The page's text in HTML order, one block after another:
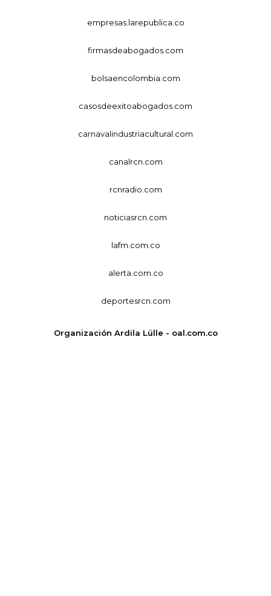
empresas.larepublica.co
firmasdeabogados.com
bolsaencolombia.com
casosdeexitoabogados.com
carnavalindustriacultural.com
canalrcn.com
rcnradio.com
noticiasrcn.com
lafm.com.co
alerta.com.co
deportesrcn.com
Organización Ardila Lülle - oal.com.co